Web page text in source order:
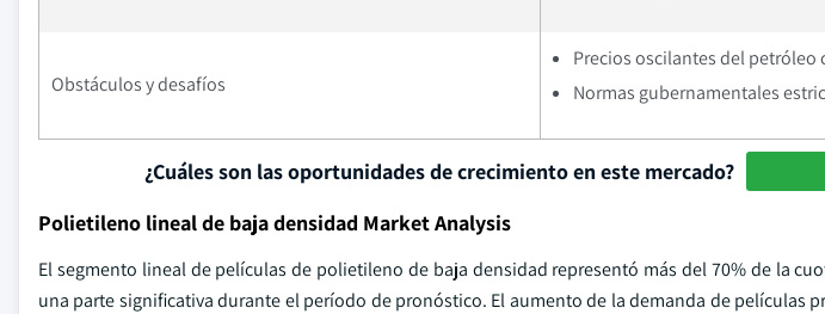
Obstáculos y desafíos
Precios oscilantes del petróleo
Normas gubernamentales
¿Cuáles son las oportunidades de crecimiento en este mercado?
Polietileno lineal de baja densidad Market Analysis
El segmento lineal de películas de polietileno de baja densidad representó más del 70% de la
una parte significativa durante el período de pronóstico. El aumento de la demanda de películas